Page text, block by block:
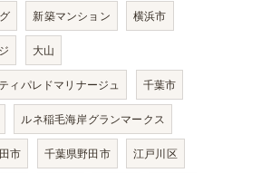
新築マンション 横浜市
大山
ィパレドマリナージュ 千葉市
ルネ稲毛海岸グランマークス
市 千葉県野田市 江戸川区